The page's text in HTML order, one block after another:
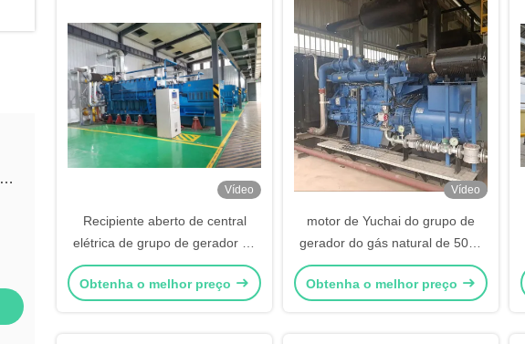
sales@sevenpower.com.cn
Vídeo
Recipiente aberto de central
elétrica de grupo de gerador do
biogás do gás natural de
1500KW 1.5MW
Obtenha o melhor preço
Vídeo
motor de Yuchai do grupo de
gerador do gás natural de 50hz
60hz 400KW 24 horas de
corredor contínuo
Obtenha o melhor preço